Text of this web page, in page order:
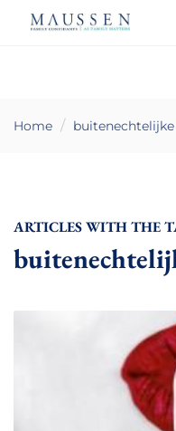
Home
ARTICLES WITH THE